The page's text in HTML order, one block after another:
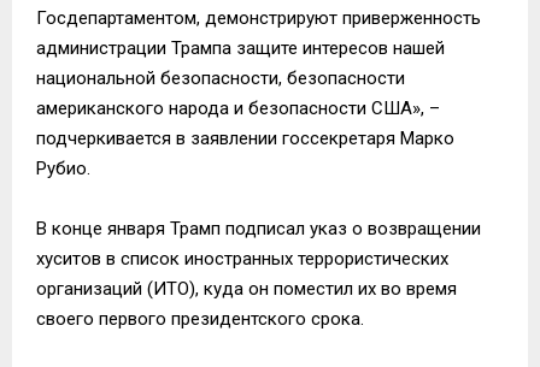
Госдепартаментом, демонстрируют приверженность
администрации Трампа защите интересов нашей
национальной безопасности, безопасности
американского народа и безопасности США», –
подчеркивается в заявлении госсекретаря Марко
Рубио.
В конце января Трамп подписал указ о возвращении
хуситов в список иностранных террористических
организаций (ИТО), куда он поместил их во время
своего первого президентского срока.